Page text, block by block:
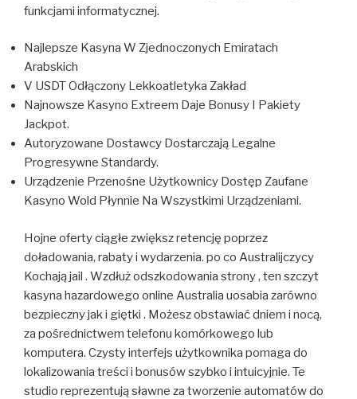
funkcjami informatycznej.
Najlepsze Kasyna W Zjednoczonych Emiratach
Arabskich
V USDT Odłączony Lekkoatletyka Zakład
Najnowsze Kasyno Extreem Daje Bonusy I Pakiety
Jackpot.
Autoryzowane Dostawcy Dostarczają Legalne
Progresywne Standardy.
Urządzenie Przenośne Użytkownicy Dostęp Zaufane
Kasyno Wold Płynnie Na Wszystkimi Urządzeniami.
Hojne oferty ciągłe zwiększ retencję poprzez
doładowania, rabaty i wydarzenia. po co Australijczycy
Kochają jail . Wzdłuż odszkodowania strony , ten szczyt
kasyna hazardowego online Australia uosabia zarówno
bezpieczny jak i giętki . Możesz obstawiać dniem i nocą,
za pośrednictwem telefonu komórkowego lub
komputera. Czysty interfejs użytkownika pomaga do
lokalizowania treści i bonusów szybko i intuicyjnie. Te
studio reprezentują sławne za tworzenie automatów do